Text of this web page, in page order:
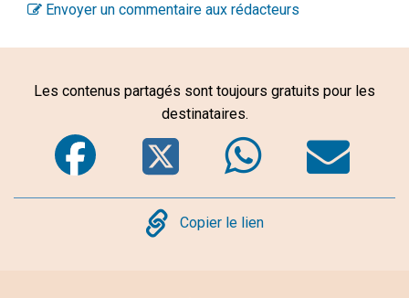
Envoyer un commentaire aux rédacteurs
Les contenus partagés sont toujours gratuits pour les
destinataires.
Facebook
Twitter
Copy
Copier le lien